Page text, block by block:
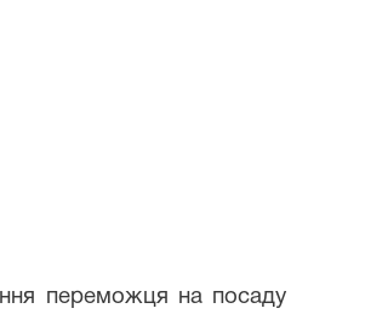
переможця на посаду